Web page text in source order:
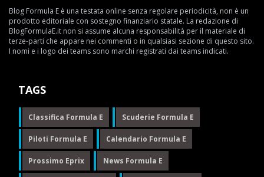
Blog Formula E è una testata online senza regolare periodicità, non è un
prodotto editoriale con sostegno finanziario statale. La redazione di
BlogFormulaE.it non si assume alcuna responsabilità per il materiale di
terze-parti che appare nei commenti o in qualsiasi sezione di questo sito.
I nomi e i logo dei teams sono marchi registrati dai teams indicati.
TAGS
Classifica Formula E Scuderie Formula E
Piloti Formula E Calendario Formula E
Prossimo Eprix News Formula E